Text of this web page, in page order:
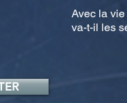
Avec la
va-t-il les